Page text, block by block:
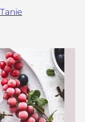
Tanie